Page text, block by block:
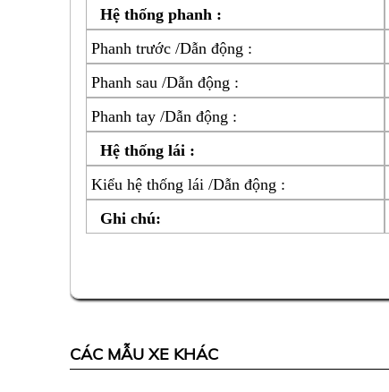
Hệ thống phanh :
Phanh trước /Dẫn động :
Phanh sau /Dẫn động :
Phanh tay /Dẫn động :
Hệ thống lái :
Kiểu hệ thống lái /Dẫn động :
Ghi chú:
CÁC MẪU XE KHÁC